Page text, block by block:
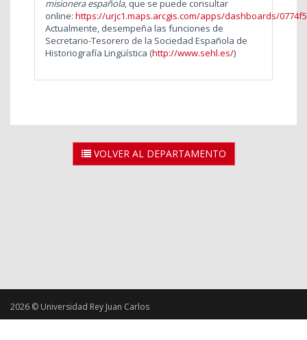
misionera española, que se puede consultar
online: https://urjc1.maps.arcgis.com/apps/dashboards/
Actualmente, desempeña las funciones de
Secretario-Tesorero de la Sociedad Española de
Historiografía Lingüística (http://www.sehl.es/)
VOLVER AL DEPARTAMENTO
2026 © Universidad Rey Juan Carlos